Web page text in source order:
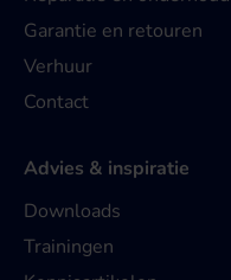
Garantie en retouren
Verhuur
Contact
Advies & inspiratie
Downloads
Trainingen